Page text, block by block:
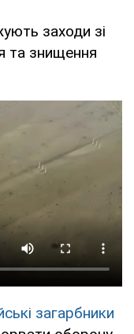
заходи зі
та знищення
загарбники